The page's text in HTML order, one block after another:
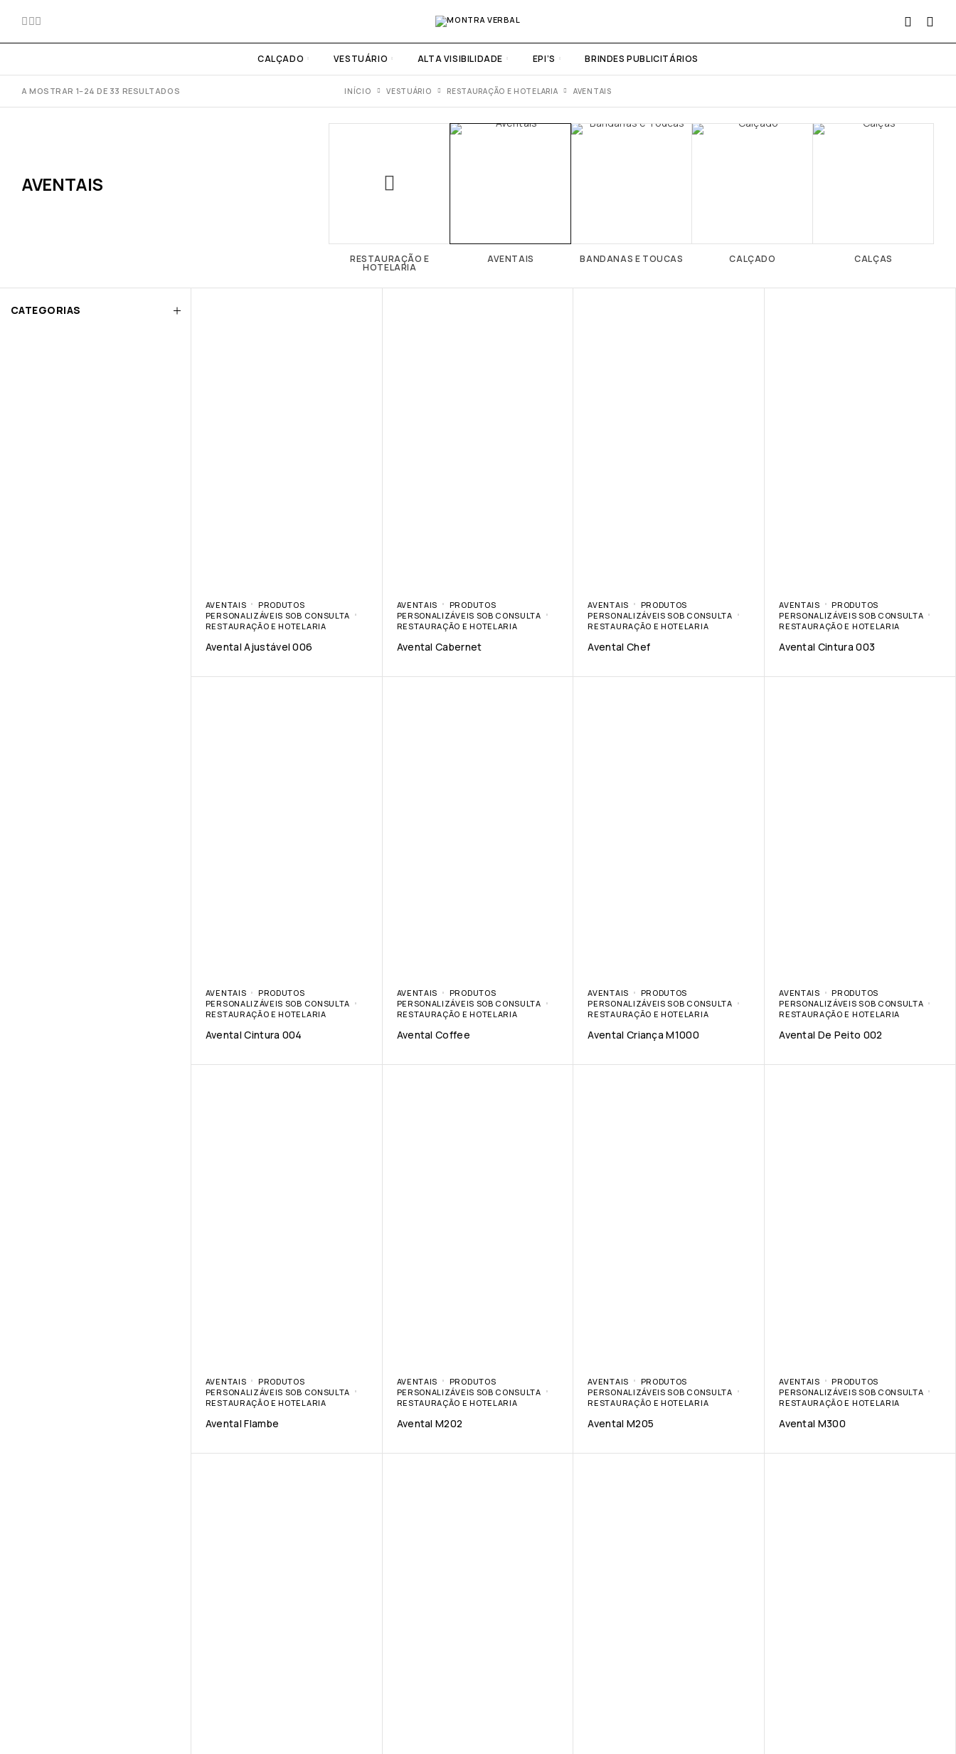
CALÇADO VESTUÁRIO ALTA VISIBILIDADE EPI’S BRINDES PUBLICITÁRIOS
A MOSTRAR 1–24 DE 33 RESULTADOS INÍCIO VESTUÁRIO RESTAURAÇÃO E HOTELARIA AVENTAIS
AVENTAIS
RESTAURAÇÃO E
HOTELARIA
AVENTAIS BANDANAS E TOUCAS CALÇADO CALÇAS
CATEGORIAS
AVENTAIS
PRODUTOS
PERSONALIZÁVEIS SOB CONSULTA
RESTAURAÇÃO E HOTELARIA
Avental Ajustável 006
AVENTAIS
PRODUTOS
PERSONALIZÁVEIS SOB CONSULTA
RESTAURAÇÃO E HOTELARIA
Avental Cabernet
AVENTAIS
PRODUTOS
PERSONALIZÁVEIS SOB CONSULTA
RESTAURAÇÃO E HOTELARIA
Avental Chef
AVENTAIS
PRODUTOS
PERSONALIZÁVEIS SOB CONSULTA
RESTAURAÇÃO E HOTELARIA
Avental Cintura 003
AVENTAIS
PRODUTOS
PERSONALIZÁVEIS SOB CONSULTA
RESTAURAÇÃO E HOTELARIA
Avental Cintura 004
AVENTAIS
PRODUTOS
PERSONALIZÁVEIS SOB CONSULTA
RESTAURAÇÃO E HOTELARIA
Avental Coffee
AVENTAIS
PRODUTOS
PERSONALIZÁVEIS SOB CONSULTA
RESTAURAÇÃO E HOTELARIA
Avental Criança M1000
AVENTAIS
PRODUTOS
PERSONALIZÁVEIS SOB CONSULTA
RESTAURAÇÃO E HOTELARIA
Avental De Peito 002
AVENTAIS
PRODUTOS
PERSONALIZÁVEIS SOB CONSULTA
RESTAURAÇÃO E HOTELARIA
Avental Flambe
AVENTAIS
PRODUTOS
PERSONALIZÁVEIS SOB CONSULTA
RESTAURAÇÃO E HOTELARIA
Avental M202
AVENTAIS
PRODUTOS
PERSONALIZÁVEIS SOB CONSULTA
RESTAURAÇÃO E HOTELARIA
Avental M205
AVENTAIS
PRODUTOS
PERSONALIZÁVEIS SOB CONSULTA
RESTAURAÇÃO E HOTELARIA
Avental M300